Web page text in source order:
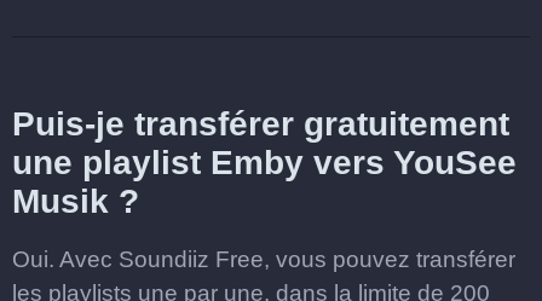
Puis-je transférer gratuitement
une playlist Emby vers YouSee
Musik ?
Oui. Avec Soundiiz Free, vous pouvez transférer
les playlists une par une, dans la limite de 200